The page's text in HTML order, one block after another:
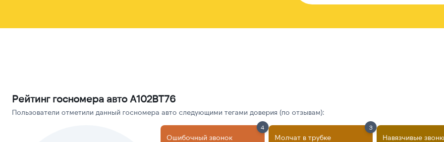
Рейтинг госномера авто А102ВТ76
Пользователи отметили данный госномера авто следующими тегами доверия (по отзывам):
Ошибочный звонок
4
Молчат в трубке
3
Навязчивые